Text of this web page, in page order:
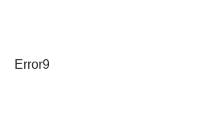
Error9